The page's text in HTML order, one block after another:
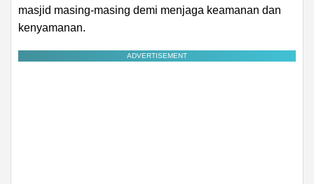
masjid masing-masing demi menjaga keamanan dan
kenyamanan.
ADVERTISEMENT